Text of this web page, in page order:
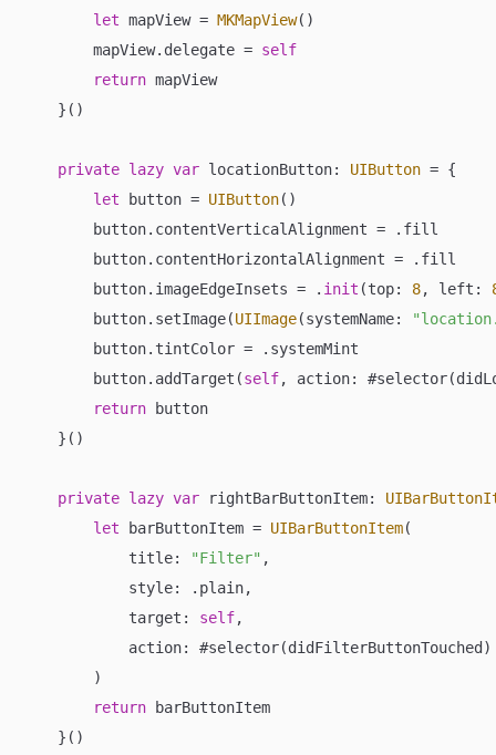
let mapView = MKMapView()
        mapView.delegate
= self
return mapView
    }()
private lazy var locationButton: UIButton = {
let button = UIButton()
        button.contentVerticalAlignment
= .fill
        button.contentHorizontalAlignment
= .fill
        button.imageEdgeInsets
= . init (top: 8, left:
        button.setImage(
UIImage(systemName:
        button.tintColor
= .systemMint
        button.addTarget(
self, action:
return button
    }()
private lazy var rightBarButtonItem:
let barButtonItem = UIBarButtonItem(
            title:
"Filter" ,
            style: .plain,
            target:
self,
            action: #selector(didFilterButtonTouched)
        )
return barButtonItem
    }()